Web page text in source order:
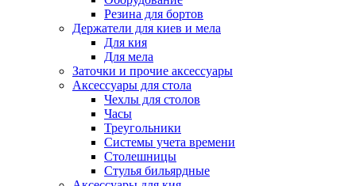
Резина для бортов
Держатели для киев и мела
Для кия
Для мела
Заточки и прочие аксессуары
Аксессуары для стола
Чехлы для столов
Часы
Треугольники
Системы учета времени
Столешницы
Стулья бильярдные